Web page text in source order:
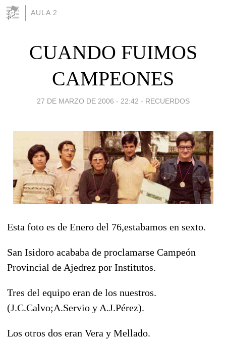
AULA 2
CUANDO FUIMOS
CAMPEONES
27 DE MARZO DE 2006 - 22:42 - RECUERDOS
Esta foto es de Enero del 76,estabamos en sexto.
San Isidoro acababa de proclamarse Campeón
Provincial de Ajedrez por Institutos.
Tres del equipo eran de los nuestros.
(J.C.Calvo;A.Servio y A.J.Pérez).
Los otros dos eran Vera y Mellado.